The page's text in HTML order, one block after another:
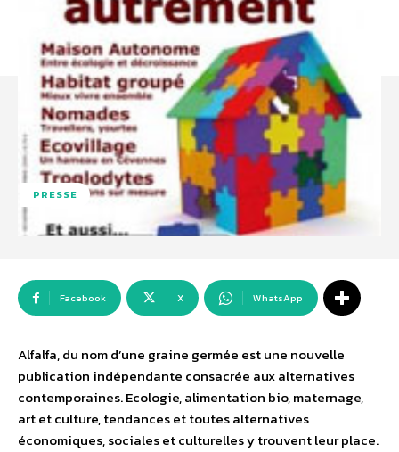
PRESSE
Facebook X WhatsApp
Alfalfa, du nom d’une graine germée est une nouvelle
publication indépendante consacrée aux alternatives
contemporaines. Ecologie, alimentation bio, maternage,
art et culture, tendances et toutes alternatives
économiques, sociales et culturelles y trouvent leur place.